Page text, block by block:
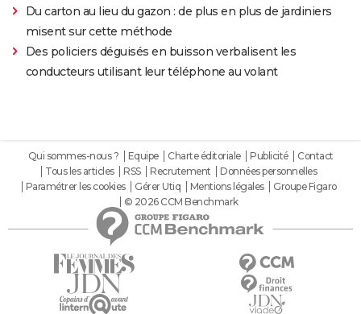
Du carton au lieu du gazon : de plus en plus de jardiniers
misent sur cette méthode
Des policiers déguisés en buisson verbalisent les
conducteurs utilisant leur téléphone au volant
Qui sommes-nous ? Equipe Charte éditoriale Publicité
Contact
Tous les articles
RSS Recrutement
Données personnelles
Paramétrer les cookies
Gérer Utiq Mentions légales
Groupe Figaro
© 2026 CCM Benchmark